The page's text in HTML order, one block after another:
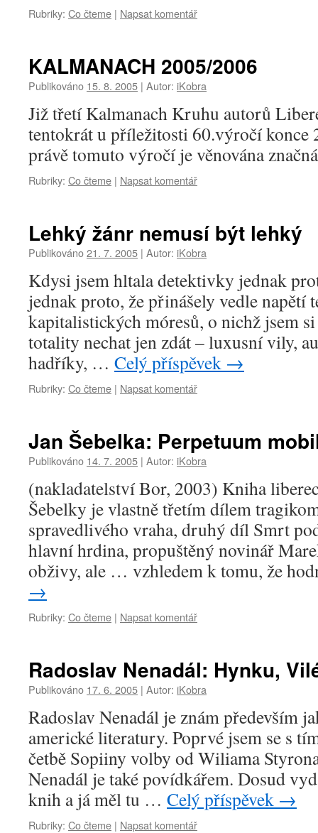
Rubriky: Co čteme | Napsat komentář
KALMANACH 2005/2006
Publikováno 15. 8. 2005 | Autor: iKobra
Již třetí Kalmanach Kruhu autorů
tentokrát u příležitosti 60.výročí konce
právě tomuto výročí je věnována
Rubriky: Co čteme | Napsat komentář
Lehký žánr nemusí být lehký
Publikováno21. 7. 2005 | Autor: iKobra
Kdysi jsem hltala detektivky jednak
jednak proto, že přinášely vedle napětí
kapitalistických móresů, o nichž jsem
totality nechat jen zdát – luxusní vily,
hadříky, … Celý příspěvek →
Rubriky: Co čteme | Napsat komentář
Jan Šebelka: Perpetuum
Publikováno 14. 7. 2005 | Autor: iKobra
(nakladatelství Bor, 2003) Kniha
Šebelky je vlastně třetím dílem
spravedlivého vraha, druhý díl Smrt
hlavní hrdina, propuštěný novinář
obživy, ale … vzhledem k tomu, že
→
Rubriky: Co čteme | Napsat komentář
Radoslav Nenadál: Hynku,
Publikováno 17. 6. 2005 | Autor: iKobra
Radoslav Nenadál je znám především
americké literatury. Poprvé jsem se s
četbě Sopiiny volby od Wiliama
Nenadál je také povídkářem. Dosud
knih a já měl tu … Celý příspěvek →
Rubriky: Co čteme | Napsat komentář